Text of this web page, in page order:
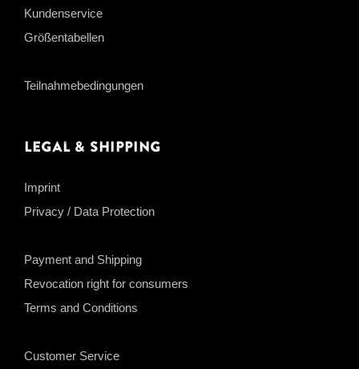
Kundenservice
Größentabellen
Teilnahmebedingungen
Legal & Shipping
Imprint
Privacy / Data Protection
Payment and Shipping
Revocation right for consumers
Terms and Conditions
Customer Service